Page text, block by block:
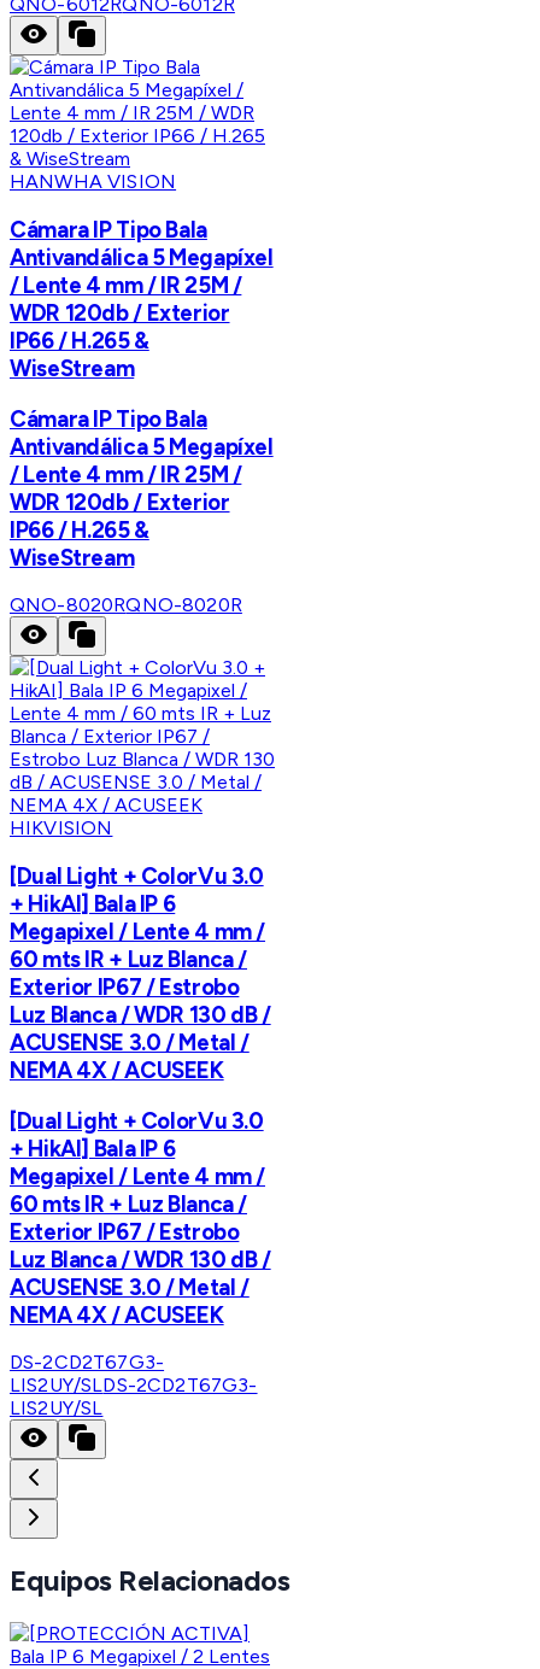
HANWHA VISION
Cámara IP Tipo Bala
Antivandálica 5 Megapíxel
/ Lente 4 mm / IR 25M /
WDR 120db / Exterior
IP66 / H.265 &
WiseStream
Cámara IP Tipo Bala
Antivandálica 5 Megapíxel
/ Lente 4 mm / IR 25M /
WDR 120db / Exterior
IP66 / H.265 &
WiseStream
QNO-8020RQNO-8020R
HIKVISION
[Dual Light + ColorVu 3.0
+ HikAI] Bala IP 6
Megapixel / Lente 4 mm /
60 mts IR + Luz Blanca /
Exterior IP67 / Estrobo
Luz Blanca / WDR 130 dB /
ACUSENSE 3.0 / Metal /
NEMA 4X / ACUSEEK
[Dual Light + ColorVu 3.0
+ HikAI] Bala IP 6
Megapixel / Lente 4 mm /
60 mts IR + Luz Blanca /
Exterior IP67 / Estrobo
Luz Blanca / WDR 130 dB /
ACUSENSE 3.0 / Metal /
NEMA 4X / ACUSEEK
DS-2CD2T67G3-
LIS2UY/SLDS-2CD2T67G3-
LIS2UY/SL
Equipos Relacionados